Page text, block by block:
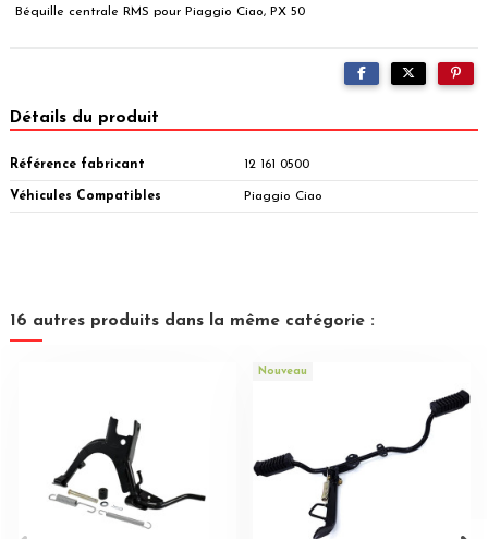
Béquille centrale RMS pour Piaggio Ciao, PX 50
Détails du produit
Référence fabricant 12 161 0500
Véhicules Compatibles Piaggio Ciao
16 autres produits dans la même catégorie :
Nouveau